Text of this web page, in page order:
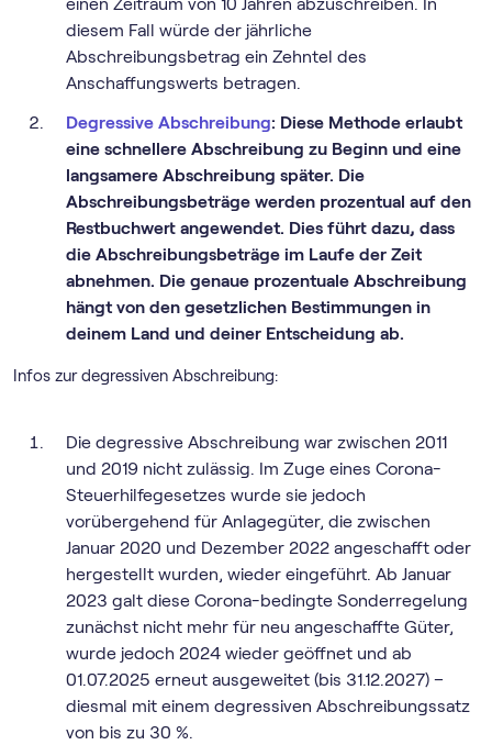
einen Zeitraum von 10 Jahren abzuschreiben. In
diesem Fall würde der jährliche
Abschreibungsbetrag ein Zehntel des
Anschaffungswerts betragen.
Degressive Abschreibung: Diese Methode erlaubt
eine schnellere Abschreibung zu Beginn und eine
langsamere Abschreibung später. Die
Abschreibungsbeträge werden prozentual auf den
Restbuchwert angewendet. Dies führt dazu, dass
die Abschreibungsbeträge im Laufe der Zeit
abnehmen. Die genaue prozentuale Abschreibung
hängt von den gesetzlichen Bestimmungen in
deinem Land und deiner Entscheidung ab.
Infos zur degressiven Abschreibung:
Die degressive Abschreibung war zwischen 2011
und 2019 nicht zulässig. Im Zuge eines Corona-
Steuerhilfegesetzes wurde sie jedoch
vorübergehend für Anlagegüter, die zwischen
Januar 2020 und Dezember 2022 angeschafft oder
hergestellt wurden, wieder eingeführt. Ab Januar
2023 galt diese Corona-bedingte Sonderregelung
zunächst nicht mehr für neu angeschaffte Güter,
wurde jedoch 2024 wieder geöffnet und ab
01.07.2025 erneut ausgeweitet (bis 31.12.2027) –
diesmal mit einem degressiven Abschreibungssatz
von bis zu 30 %.